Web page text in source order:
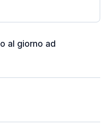
al giorno ad